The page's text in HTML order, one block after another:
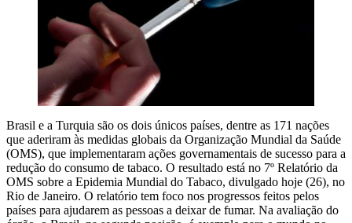
Brasil e a Turquia são os dois únicos países, dentre as 171 nações
que aderiram às medidas globais da Organização Mundial da Saúde
(OMS), que implementaram ações governamentais de sucesso para a
redução do consumo de tabaco. O resultado está no 7º Relatório da
OMS sobre a Epidemia Mundial do Tabaco, divulgado hoje (26), no
Rio de Janeiro. O relatório tem foco nos progressos feitos pelos
países para ajudarem as pessoas a deixar de fumar. Na avaliação do